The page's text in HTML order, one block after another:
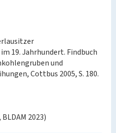
19. Jahrhundert. Findbuch
und
Cottbus 2005, S. 180.
2023)